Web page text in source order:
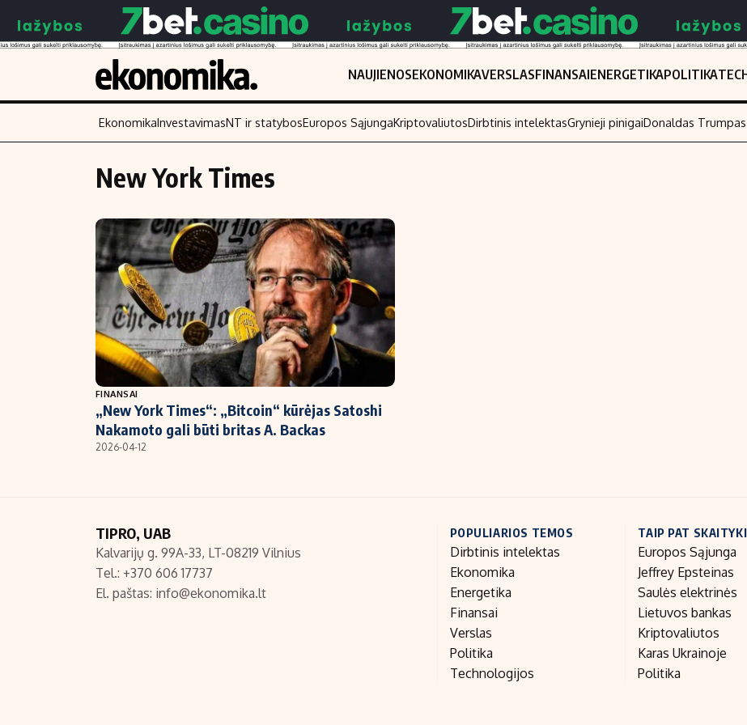
NAUJIENOSEKONOMIKAVERSLASFINANSAIENERGETIKAPOLITIKA
Turinys
Naujienos
Aplinka
Verslas
Energetika
Ekonomika
Politika
NT ir statybos
Skaitykite
Finansai
Įmonės
Žemės ūkis
Technologijos
Laisvalaikis
EkonomikaInvestavimasNT ir statybosEuropos SąjungaKriptovaliutosDirbtinis intelektasGrynieji pinigaiDonaldas Trumpas
New York Times
FINANSAI
„New York Times“: „Bitcoin“ kūrėjas Satoshi
Nakamoto gali būti britas A. Backas
2026-04-12
TIPRO, UAB
Kalvarijų g. 99A-33, LT-08219 Vilnius
Tel.: +370 606 17737
El. paštas: info@ekonomika.lt
POPULIARIOS TEMOS
Dirbtinis intelektas
Ekonomika
Energetika
Finansai
Verslas
Politika
Technologijos
TAIP PAT
Europos Sąjunga
Jeffrey Epsteinas
Saulės elektrinės
Lietuvos bankas
Kriptovaliutos
Karas Ukrainoje
Politika